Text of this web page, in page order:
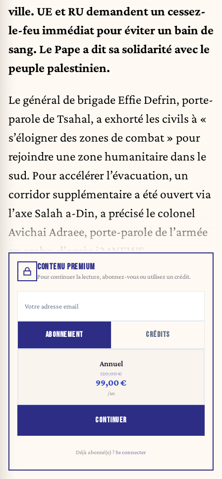
ville. UE et RU demandent un cessez-
le-feu immédiat pour éviter un bain de
sang. Le Pape a dit sa solidarité avec le
peuple palestinien.
Le général de brigade Effie Defrin, porte-
parole de Tsahal, a exhorté les civils à «
s’éloigner des zones de combat » pour
rejoindre une zone humanitaire dans le
sud. Pour accélérer l’évacuation, un
corridor supplémentaire a été ouvert via
l’axe Salah a-Din, a précisé le colonel
Avichai Adraee, porte-parole de l’armée
en arabe, d’après i24NEWS.
CONTENU PREMIUM
Pour continuer la lecture, abonnez-vous ou utilisez un crédit.
ABONNEMENT CRÉDITS
Annuel
120,00 €
99,00 €
/an
CONTINUER
Déjà abonné(e) ?Se connecter